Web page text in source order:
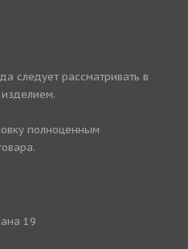
следует рассматривать в
полноценным
19